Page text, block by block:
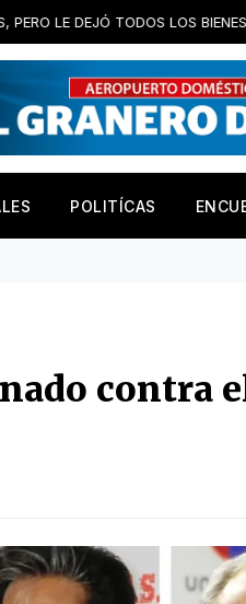
LOS BIENES A SU ESPOSA.
POLITÍCAS
contra